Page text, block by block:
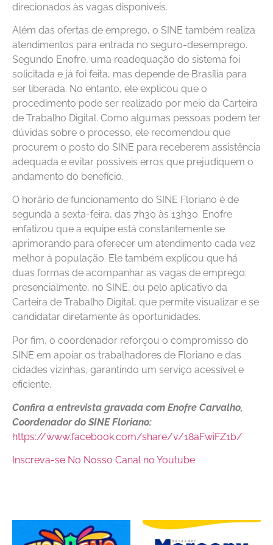
direcionados às vagas disponíveis.
Além das ofertas de emprego, o SINE também realiza
atendimentos para entrada no seguro-desemprego.
Segundo Enofre, uma readequação do sistema foi
solicitada e já foi feita, mas depende de Brasília para
ser liberada. No entanto, ele explicou que o
procedimento pode ser realizado por meio da Carteira
de Trabalho Digital. Como algumas pessoas podem ter
dúvidas sobre o processo, ele recomendou que
procurem o posto do SINE para receberem assistência
adequada e evitar possíveis erros que prejudiquem o
andamento do benefício.
O horário de funcionamento do SINE Floriano é de
segunda a sexta-feira, das 7h30 às 13h30. Enofre
enfatizou que a equipe está constantemente se
aprimorando para oferecer um atendimento cada vez
melhor à população. Ele também explicou que há
duas formas de acompanhar as vagas de emprego:
presencialmente, no SINE, ou pelo aplicativo da
Carteira de Trabalho Digital, que permite visualizar e se
candidatar diretamente às oportunidades.
Por fim, o coordenador reforçou o compromisso do
SINE em apoiar os trabalhadores de Floriano e das
cidades vizinhas, garantindo um serviço acessível e
eficiente.
Confira a entrevista gravada com Enofre Carvalho,
Coordenador do SINE Floriano:
https://www.facebook.com/share/v/18aFwiFZ1b/
Inscreva-se No Nosso Canal no Youtube